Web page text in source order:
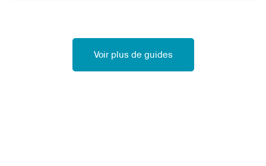
Voir plus de guides